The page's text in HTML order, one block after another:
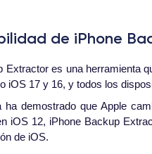
de iPhone
Extractor es una herramienta
iOS 17 y 16, y todos los
ha demostrado que Apple
iOS 12, iPhone Backup
de iOS.